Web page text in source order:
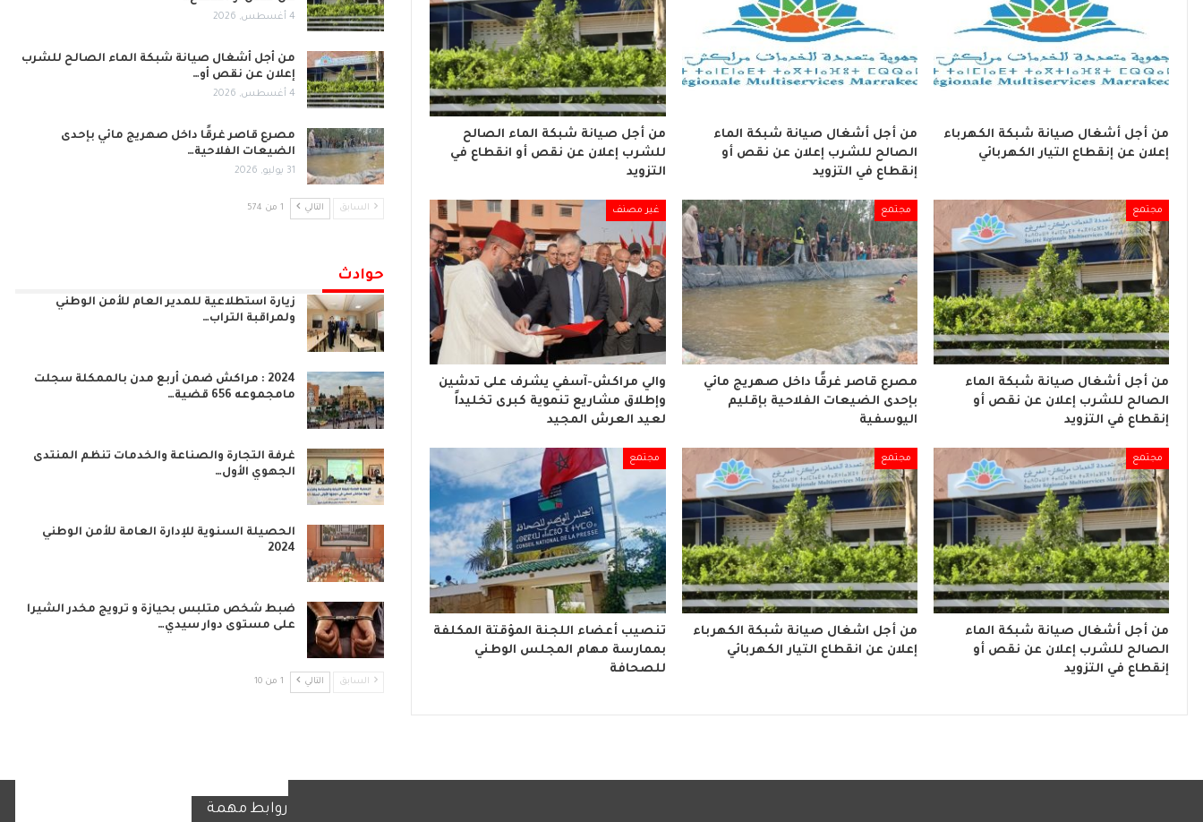
من أجل أشغال صيانة شبكة الكهرباء
إعلان عن إنقطاع التيار الكهربائي
من أجل أشغال صيانة شبكة الماء
الصالح للشرب إعلان عن نقص أو
إنقطاع في التزويد
من أجل صيانة شبكة الماء الصالح
للشرب إعلان عن نقص أو انقطاع في
التزويد
مجتمع
من أجل أشغال صيانة شبكة الماء
الصالح للشرب إعلان عن نقص أو
إنقطاع في التزويد
مجتمع
مصرع قاصر غرقًا داخل صهريج مائي
بإحدى الضيعات الفلاحية بإقليم
اليوسفية
غير مصنف
والي مراكش-آسفي يشرف على تدشين
وإطلاق مشاريع تنموية كبرى تخليداً
لعيد العرش المجيد
مجتمع
من أجل أشغال صيانة شبكة الماء
الصالح للشرب إعلان عن نقص أو
إنقطاع في التزويد
مجتمع
من أجل اشغال صيانة شبكة الكهرباء
إعلان عن انقطاع التيار الكهربائي
مجتمع
تنصيب أعضاء اللجنة المؤقتة المكلفة
بممارسة مهام المجلس الوطني
للصحافة
4 أغسطس, 2026
من أجل أشغال صيانة شبكة الماء الصالح للشرب
إعلان عن نقص أو…
4 أغسطس, 2026
مصرع قاصر غرقًا داخل صهريج مائي بإحدى
الضيعات الفلاحية…
31 يوليو, 2026
السابق التالي 1 من 574
حوادث
زيارة استطلاعية للمدير العام للأمن الوطني
ولمراقبة التراب…
2024 : مراكش ضمن أربع مدن بالممكلة سجلت
مامجموعه 656 قضية…
غرفة التجارة والصناعة والخدمات تنظم المنتدى
الجهوي الأول…
الحصيلة السنوية للإدارة العامة للأمن الوطني
2024
ضبط شخص متلبس بحيازة و ترويج مخدر الشيرا
على مستوى دوار سيدي…
السابق التالي 1 من 10
روابط مهمة